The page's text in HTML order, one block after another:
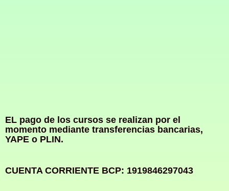
EL pago de los cursos se realizan por el
momento mediante transferencias bancarias,
YAPE o PLIN.
CUENTA CORRIENTE BCP: 1919846297043